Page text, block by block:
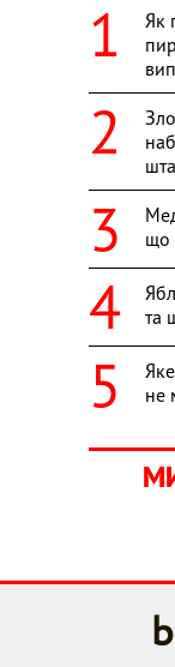
Як
що
та
не